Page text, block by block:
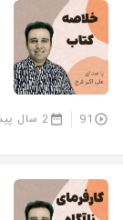
91 2 سال پیش